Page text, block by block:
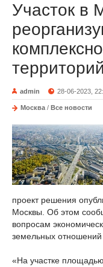
Участок в
территорий
admin 28-06-2023,
Москва / Все новости
проект решения
Москвы. Об этом
вопросам
земельных
«На участке